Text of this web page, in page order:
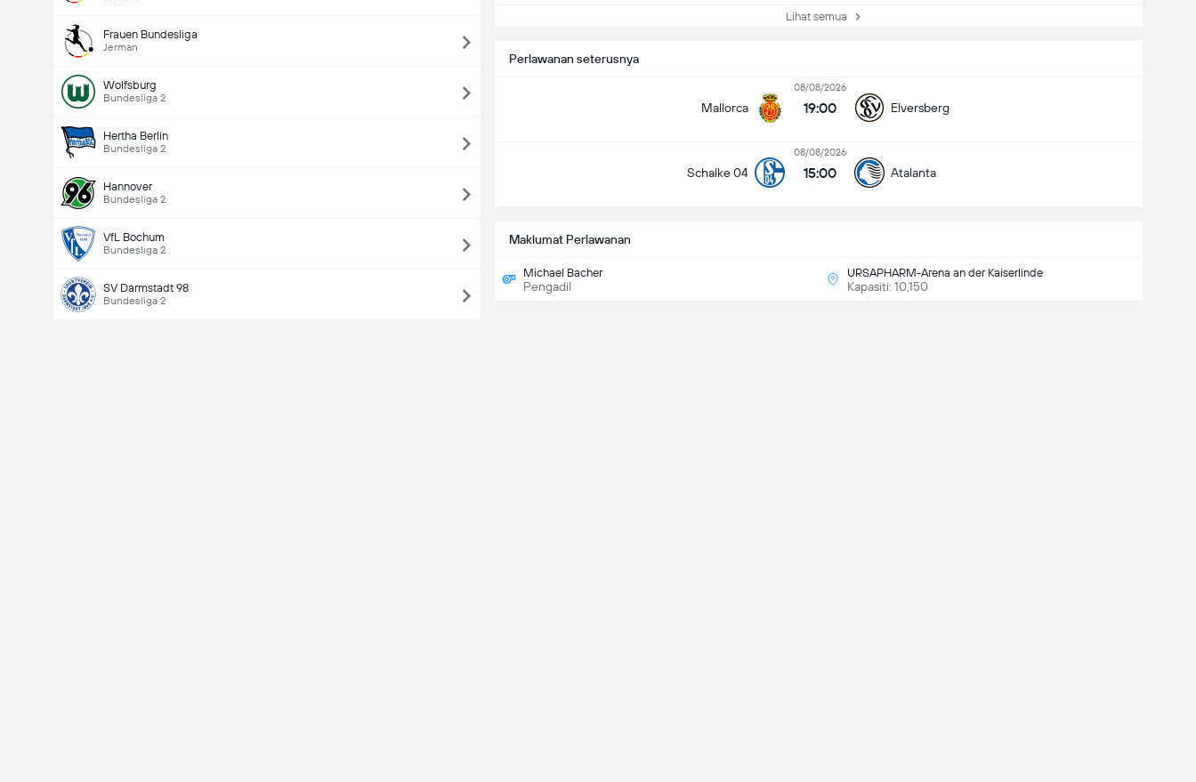
Frauen Bundesliga
Jerman
Wolfsburg
Bundesliga 2
Hertha Berlin
Bundesliga 2
Hannover
Bundesliga 2
VfL Bochum
Bundesliga 2
SV Darmstadt 98
Bundesliga 2
Perlawanan seterusnya
Mallorca
08/08/2026
19:00 Elversberg
Schalke 04
08/08/2026
15:00 Atalanta
Maklumat Perlawanan
Michael Bacher
Pengadil
URSAPHARM-Arena an der Kaiserlinde
Kapasiti: 10,150
Lihat semua